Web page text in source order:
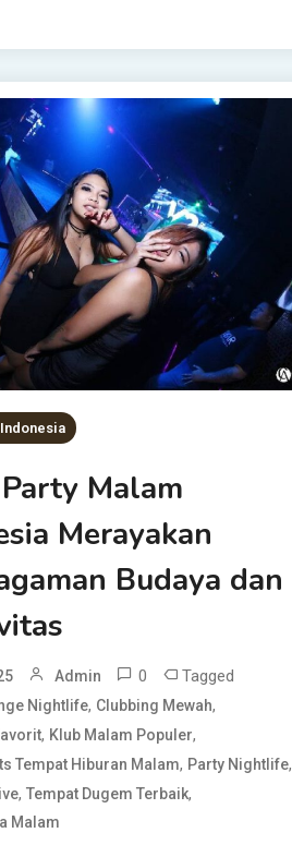
Malam
Merayakan
Budaya dan
Admin 0 Tagged
Nightlife, Clubbing Mewah,
, Klub Malam Populer,
Tempat Hiburan Malam, Party Nightlife,
,Tempat Dugem Terbaik,
Malam